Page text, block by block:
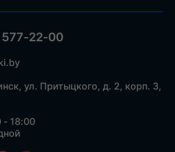
22-00
ул. Притыцкого, д. 2, корп. 3,
18:00